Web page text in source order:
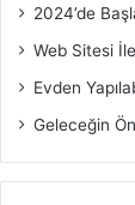
2024’de
Web Sitesi
Evden
Geleceğin